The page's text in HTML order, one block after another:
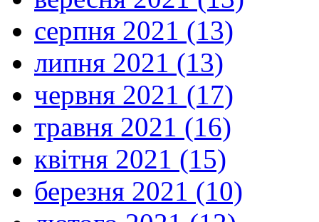
серпня 2021 (13)
липня 2021 (13)
червня 2021 (17)
травня 2021 (16)
квітня 2021 (15)
березня 2021 (10)